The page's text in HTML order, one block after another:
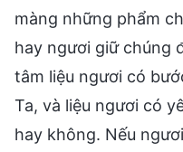
màng những phẩm
hay ngươi giữ chúng
tâm liệu ngươi có
Ta, và liệu ngươi có
hay không. Nếu